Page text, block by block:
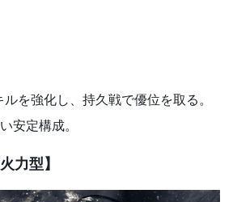
を強化し、持久戦で優位を取る。
安定構成。
力型】